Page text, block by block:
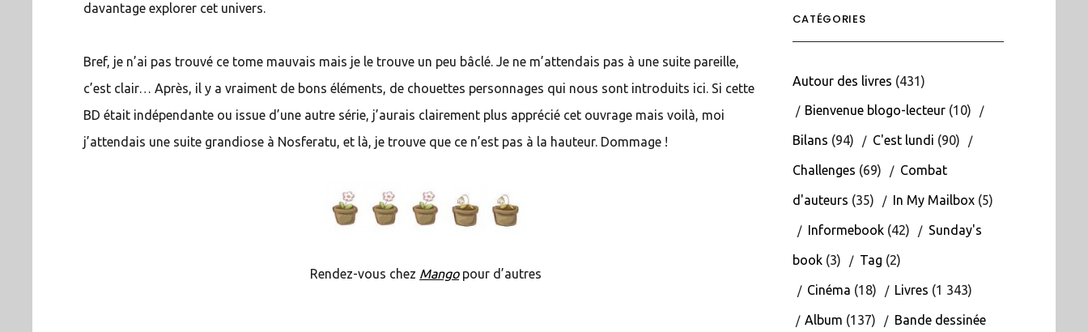
davantage explorer cet univers.
Bref, je n’ai pas trouvé ce tome mauvais mais je le trouve un peu bâclé. Je ne m’attendais pas à une suite pareille,
c’est clair… Après, il y a vraiment de bons éléments, de chouettes personnages qui nous sont introduits ici. Si cette
BD était indépendante ou issue d’une autre série, j’aurais clairement plus apprécié cet ouvrage mais voilà, moi
j’attendais une suite grandiose à Nosferatu, et là, je trouve que ce n’est pas à la hauteur. Dommage !
Rendez-vous chez Mangopour d’autres
CATÉGORIES
Autour des livres (431)
Bienvenue blogo-lecteur(10)
Bilans (94) C'est lundi (90)
Challenges (69) Combat
d'auteurs (35) In My Mailbox(5)
Informebook(42) Sunday's
book(3) Tag (2)
Cinéma (18) Livres (1 343)
Album (137) Bande dessinée